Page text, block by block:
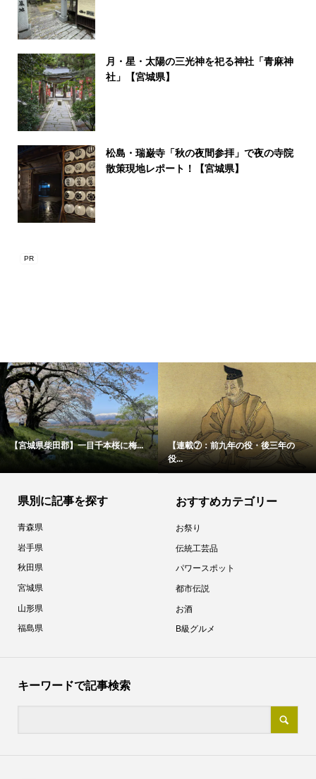
月・星・太陽の三光神を祀る神社「青麻神
社」【宮城県】
松島・瑞巌寺「秋の夜間参拝」で夜の寺院
散策現地レポート！【宮城県】
【宮城県柴田郡】一目千本桜に梅...
【連載⑦：前九年の役・後三年の
役...
県別に記事を探す
青森県
岩手県
秋田県
宮城県
山形県
福島県
おすすめカテゴリー
お祭り
伝統工芸品
パワースポット
都市伝説
お酒
B級グルメ
キーワードで記事検索